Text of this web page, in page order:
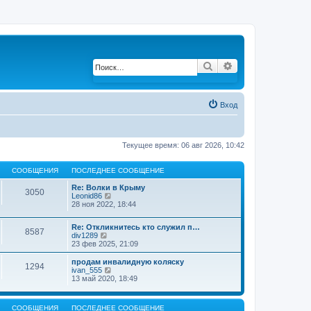
Поиск
Вход
Текущее время: 06 авг 2026, 10:42
СООБЩЕНИЯ ПОСЛЕДНЕЕ СООБЩЕНИЕ
3050
Re: Волки в Крыму
Leonid86
е
е
й
и
к
п
с
е
д
28 ноя 2022, 18:44
8587
Re: Откликнитесь кто служил п…
div1289
е
р
е
й
т
к
п
23 фев 2025, 21:09
1294
продам инвалидную коляску
ivan_555
е
е
13 май 2020, 18:49
СООБЩЕНИЯ ПОСЛЕДНЕЕ СООБЩЕНИЕ